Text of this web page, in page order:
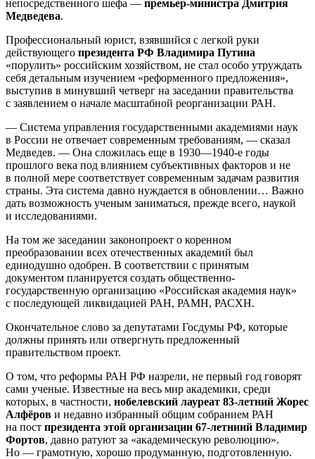
непосредственного шефа — премьер-министра Дмитрия
Медведева.
Профессиональный юрист, взявшийся с легкой руки
действующего президента РФ Владимира Путина
«порулить» российским хозяйством, не стал особо утруждать
себя детальным изучением «реформенного предложения»,
выступив в минувший четверг на заседании правительства
с заявлением о начале масштабной реорганизации РАН.
— Система управления государственными академиями наук
в России не отвечает современным требованиям, — сказал
Медведев. — Она сложилась еще в 1930—1940-е годы
прошлого века под влиянием субъективных факторов и не
в полной мере соответствует современным задачам развития
страны. Эта система давно нуждается в обновлении… Важно
дать возможность ученым заниматься, прежде всего, наукой
и исследованиями.
На том же заседании законопроект о коренном
преобразовании всех отечественных академий был
единодушно одобрен. В соответствии с принятым
документом планируется создать общественно-
государственную организацию «Российская академия наук»
с последующей ликвидацией РАН, РАМН, РАСХН.
Окончательное слово за депутатами Госдумы РФ, которые
должны принять или отвергнуть предложенный
правительством проект.
О том, что реформы РАН РФ назрели, не первый год говорят
сами ученые. Известные на весь мир академики, среди
которых, в частности, нобелевский лауреат 83-летний Жорес
Алфёров и недавно избранный общим собранием РАН
на пост президента этой организации 67-летниий Владимир
Фортов, давно ратуют за «академическую революцию».
Но — грамотную, хорошо продуманную, подготовленную.